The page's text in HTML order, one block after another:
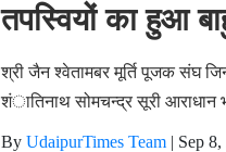
तपस्वियों का हुआ
श्री जैन श्वेतामबर मूर्ति पूजक संघ
शंातिनाथ सोमचन्द्र सूरी आराधान
By UdaipurTimes Team | Sep